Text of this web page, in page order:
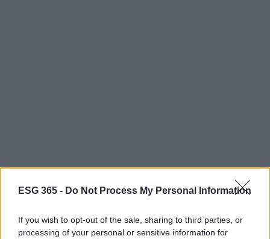
ESG 365 - Do Not Process My Personal Information
If you wish to opt-out of the sale, sharing to third parties, or
processing of your personal or sensitive information for
Il corso Agenda 2030 e le iniziative collegate
rappresentano un’importante opportunità per